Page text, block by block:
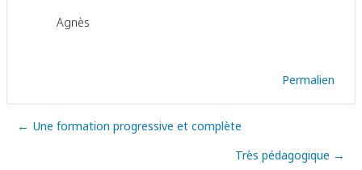
Agnès
Permalien
← Une formation progressive et complète
Très pédagogique →